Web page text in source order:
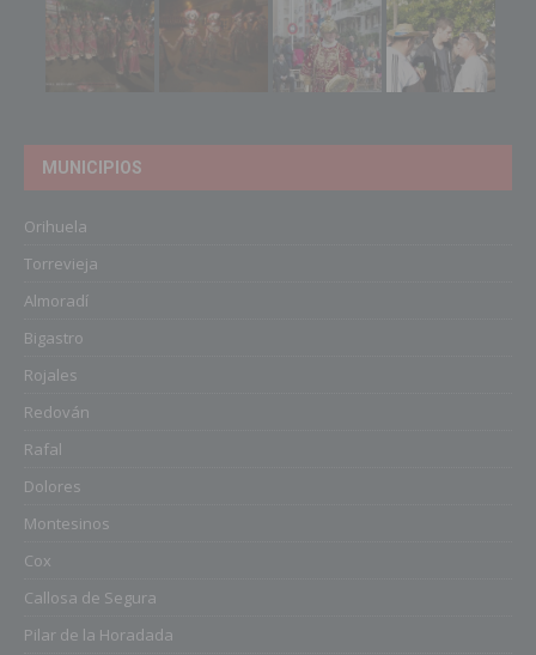
MUNICIPIOS
Orihuela
Torrevieja
Almoradí
Bigastro
Rojales
Redován
Rafal
Dolores
Montesinos
Cox
Callosa de Segura
Pilar de la Horadada